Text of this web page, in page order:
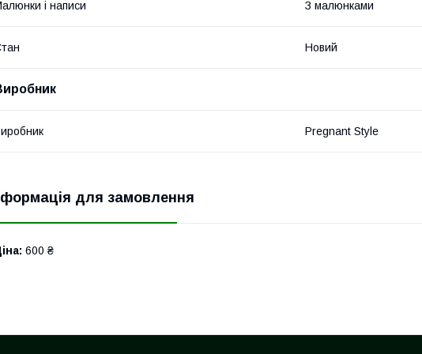
і написи З малюнками
Новий
Pregnant Style
для замовлення
600 ₴